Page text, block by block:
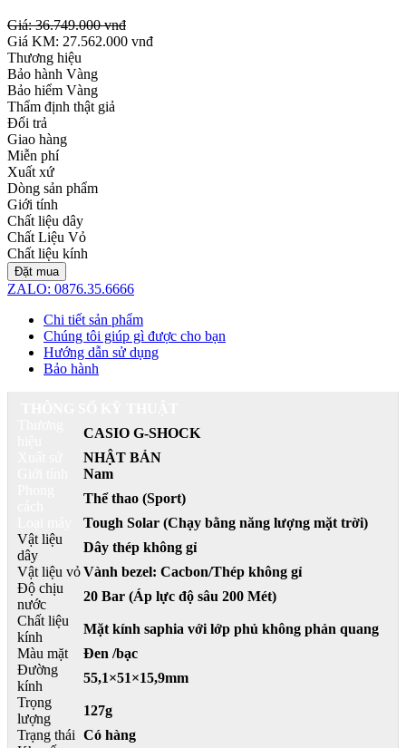
Giá:36.749.000 vnđ
Giá KM: 27.562.000 vnđ
Thương hiệu
Bảo hành Vàng
Bảo hiểm Vàng
Thẩm định thật giả
Đổi trả
Giao hàng
Miễn phí
Xuất xứ
Dòng sản phẩm
Giới tính
Chất liệu dây
Chất Liệu Vỏ
Chất liệu kính
Đặt mua
ZALO: 0876.35.6666
Chi tiết sản phẩm
Chúng tôi giúp gì được cho bạn
Hướng dẫn sử dụng
Bảo hành
CASIO G-SHOCK
NHẬT BẢN
Nam
Thể thao (Sport)
Tough Solar (Chạy bằng năng lượng mặt trời)
Vật liệu
dây
Dây thép không gỉ
Vật liệu vỏVành bezel: Cacbon/Thép không gỉ
Độ chịu
nước
20 Bar (Áp lực độ sâu 200 Mét)
Chất liệu
kính
Mặt kính saphia với lớp phủ không phản quang
Màu mặt
Đen /bạc
Đường
kính
55,1×51×15,9mm
Trọng
lượng
127g
Trạng thái Có hàng